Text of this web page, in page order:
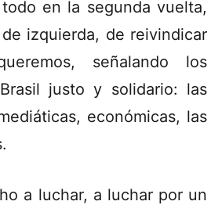
en la segunda vuelta,
izquierda, de reivindicar
señalando los
justo y solidario: las
económicas, las
a luchar, a luchar por un